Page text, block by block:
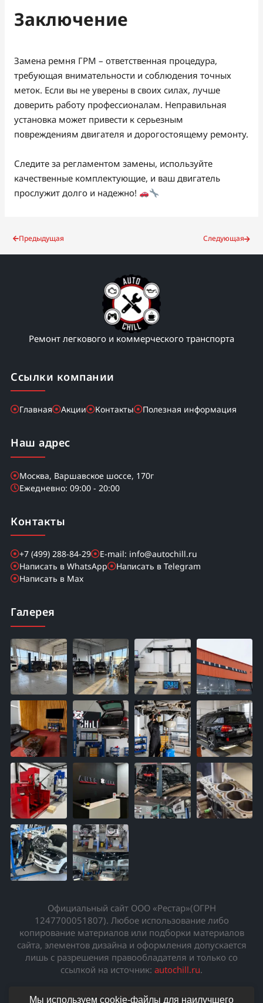
Заключение
Замена ремня ГРМ – ответственная процедура,
требующая внимательности и соблюдения точных
меток. Если вы не уверены в своих силах, лучше
доверить работу профессионалам. Неправильная
установка может привести к серьезным
повреждениям двигателя и дорогостоящему ремонту.
Следите за регламентом замены, используйте
качественные комплектующие, и ваш двигатель
прослужит долго и надежно!
Предыдущая Следующая
Ремонт легкового и коммерческого транспорта
Ссылки компании
Главная Акции Контакты Полезная информация
Наш адрес
Москва, Варшавское шоссе, 170г
Ежедневно: 09:00 - 20:00
Галерея
Контакты
+7 (499) 288-84-29
E-mail: info@autochill.ru
Написать в WhatsApp
Написать в Telegram
Написать в Max
Официальный сайт ООО «Рестар»(ОГРН
1247700051807). Любое использование либо
копирование материалов или подборки материалов
сайта, элементов дизайна и оформления допускается
лишь с разрешения правообладателя и только со
ссылкой на источник: autochill.ru.
Политика конфиденциальности
Мы используем cookie-файлы для наилучшего